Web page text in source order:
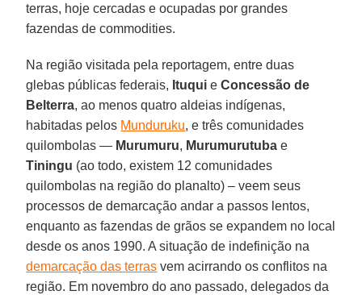
terras, hoje cercadas e ocupadas por grandes
fazendas de commodities.
Na região visitada pela reportagem, entre duas
glebas públicas federais, Ituqui eConcessão de
Belterra, ao menos quatro aldeias indígenas,
habitadas pelos Munduruku, e três comunidades
quilombolas — Murumuru, Murumurutuba e
Tiningu (ao todo, existem 12 comunidades
quilombolas na região do planalto) – veem seus
processos de demarcação andar a passos lentos,
enquanto as fazendas de grãos se expandem no local
desde os anos 1990. A situação de indefinição na
demarcação das terras vem acirrando os conflitos na
região. Em novembro do ano passado, delegados da